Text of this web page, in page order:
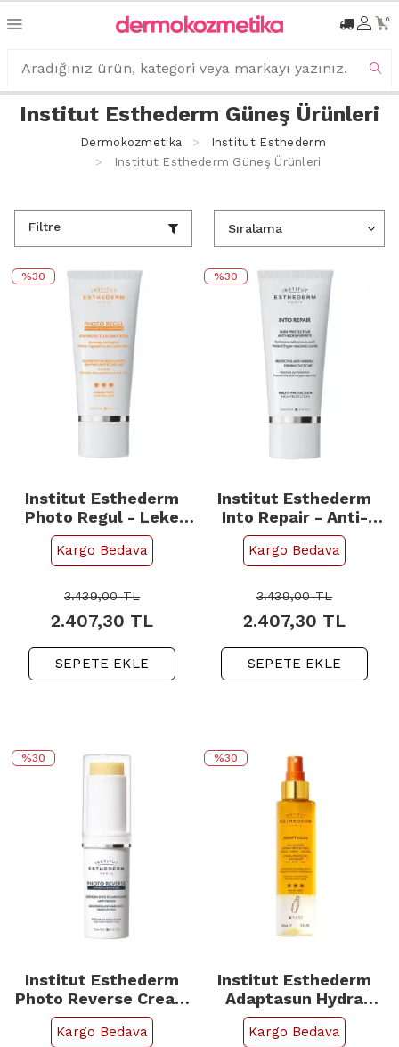
0
Institut Esthederm Güneş Ürünleri
Dermokozmetika
Institut Esthederm
Institut Esthederm Güneş Ürünleri
Filtre
%30
Institut Esthederm
Photo Regul - Leke
Karşıtı Güneş Kremi
50ml
Kargo Bedava
3.439,00TL
2.407,30 TL
SEPETE EKLE
%30
Institut Esthederm
Into Repair - Anti-
Aging Güneş Koruyucu
50ml
Kargo Bedava
3.439,00TL
2.407,30 TL
SEPETE EKLE
%30
Institut Esthederm
Photo Reverse Cream
In Stick SPF 50+ Leke
Karşıtı Koruyucu Stick
Kargo Bedava
%30
Institut Esthederm
Adaptasun Hydra
Protective Sun Water -
Güneş Koruyucu Su
Kargo Bedava